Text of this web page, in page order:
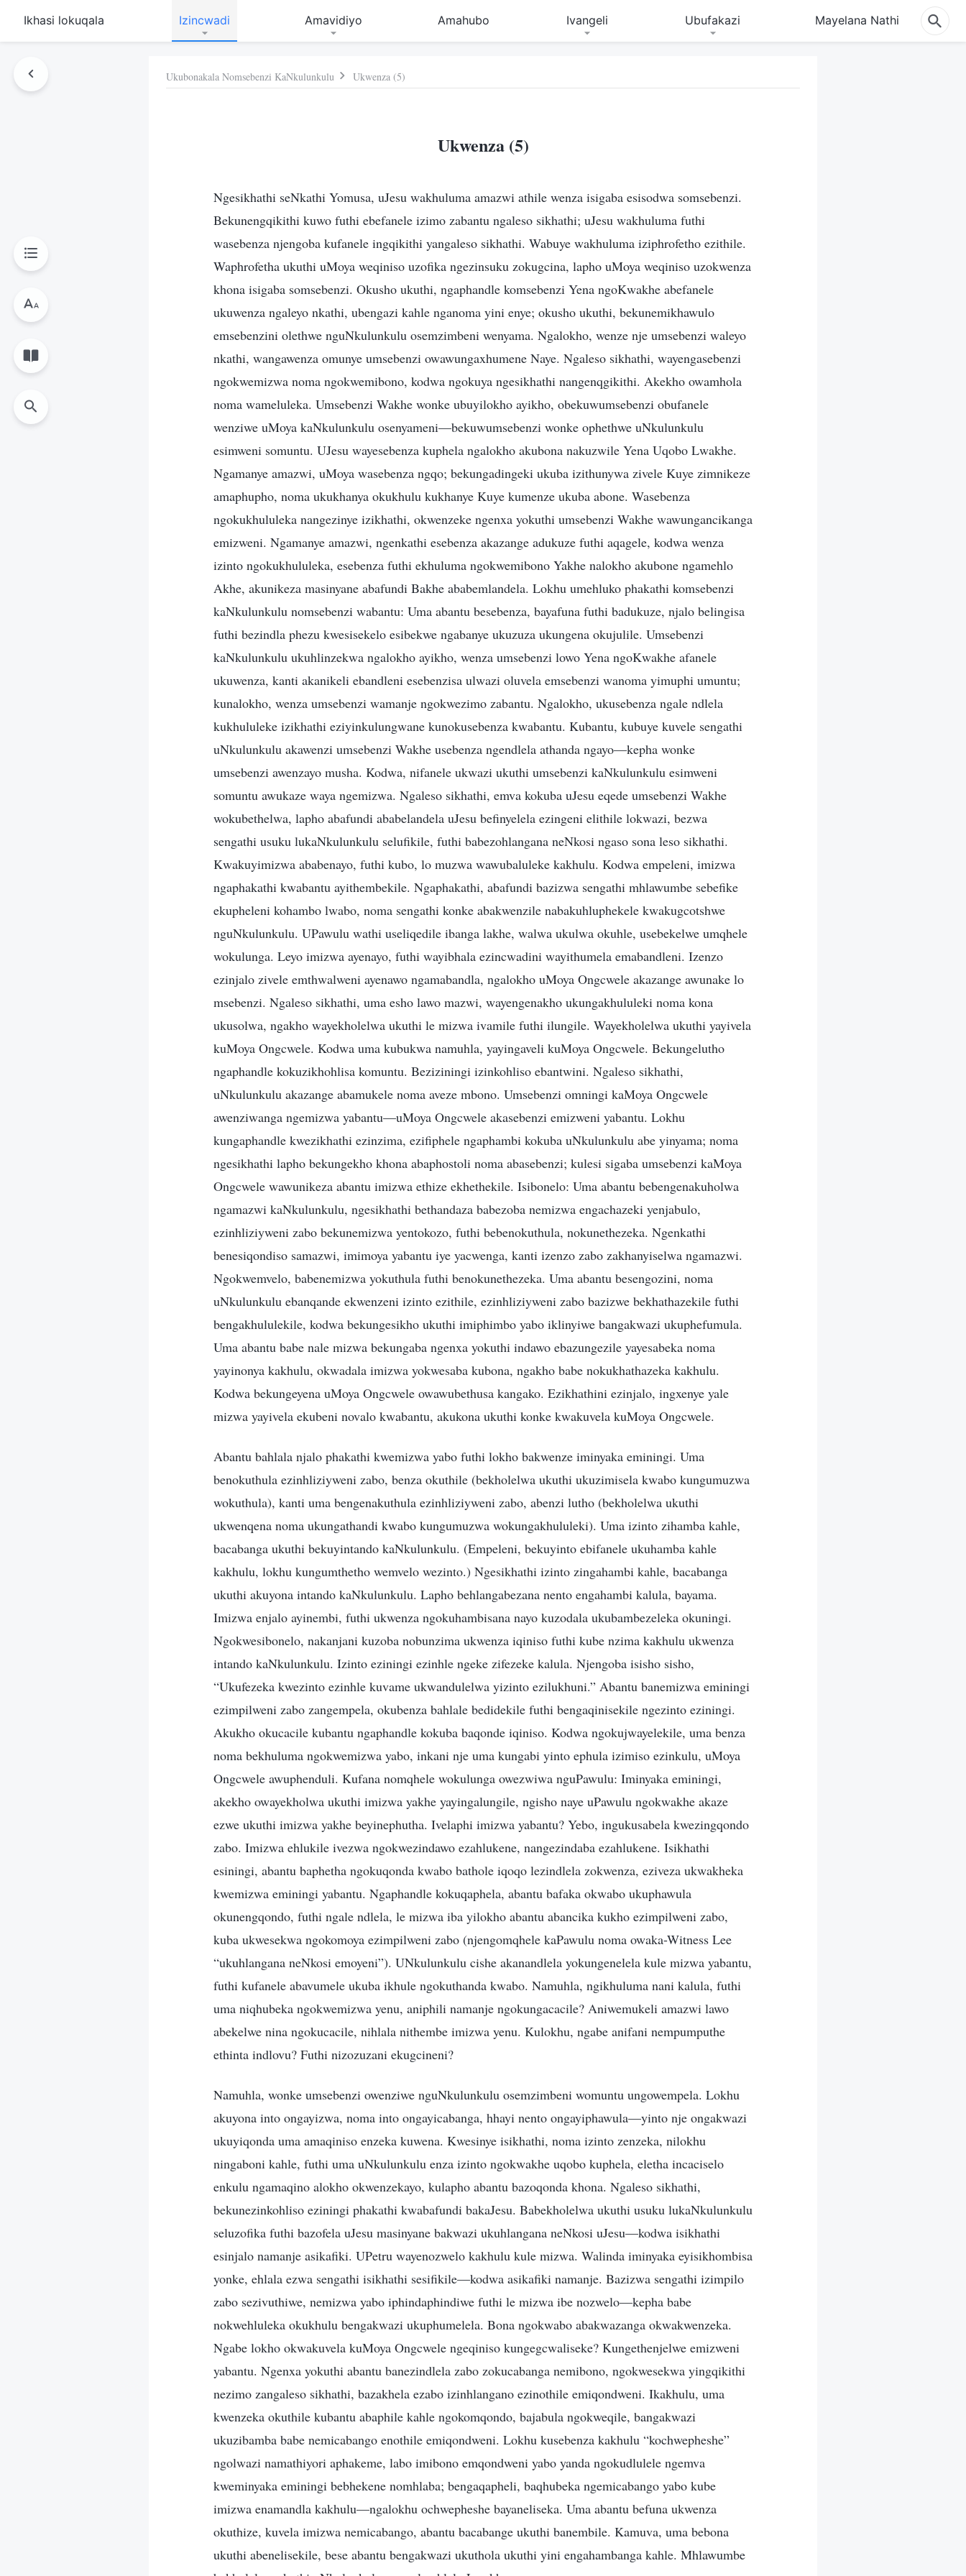
Ikhasi lokuqala Izincwadi Amavidiyo Amahubo Ivangeli Ubufakazi Mayelana Nathi
Ukubonakala Nomsebenzi KaNkulunkulu Ukwenza (5)
Ukwenza (5)
Ngesikhathi seNkathi Yomusa, uJesu wakhuluma amazwi athile wenza isigaba esisodwa somsebenzi.
Bekunengqikithi kuwo futhi ebefanele izimo zabantu ngaleso sikhathi; uJesu wakhuluma futhi
wasebenza njengoba kufanele ingqikithi yangaleso sikhathi. Wabuye wakhuluma iziphrofetho ezithile.
Waphrofetha ukuthi uMoya weqiniso uzofika ngezinsuku zokugcina, lapho uMoya weqiniso uzokwenza
khona isigaba somsebenzi. Okusho ukuthi, ngaphandle komsebenzi Yena ngoKwakhe abefanele
ukuwenza ngaleyo nkathi, ubengazi kahle nganoma yini enye; okusho ukuthi, bekunemikhawulo
emsebenzini olethwe nguNkulunkulu osemzimbeni wenyama. Ngalokho, wenze nje umsebenzi waleyo
nkathi, wangawenza omunye umsebenzi owawungaxhumene Naye. Ngaleso sikhathi, wayengasebenzi
ngokwemizwa noma ngokwemibono, kodwa ngokuya ngesikhathi nangenqgikithi. Akekho owamhola
noma wameluleka. Umsebenzi Wakhe wonke ubuyilokho ayikho, obekuwumsebenzi obufanele
wenziwe uMoya kaNkulunkulu osenyameni—bekuwumsebenzi wonke ophethwe uNkulunkulu
esimweni somuntu. UJesu wayesebenza kuphela ngalokho akubona nakuzwile Yena Uqobo Lwakhe.
Ngamanye amazwi, uMoya wasebenza ngqo; bekungadingeki ukuba izithunywa zivele Kuye zimnikeze
amaphupho, noma ukukhanya okukhulu kukhanye Kuye kumenze ukuba abone. Wasebenza
ngokukhululeka nangezinye izikhathi, okwenzeke ngenxa yokuthi umsebenzi Wakhe wawungancikanga
emizweni. Ngamanye amazwi, ngenkathi esebenza akazange adukuze futhi aqagele, kodwa wenza
izinto ngokukhululeka, esebenza futhi ekhuluma ngokwemibono Yakhe nalokho akubone ngamehlo
Akhe, akunikeza masinyane abafundi Bakhe ababemlandela. Lokhu umehluko phakathi komsebenzi
kaNkulunkulu nomsebenzi wabantu: Uma abantu besebenza, bayafuna futhi badukuze, njalo belingisa
futhi bezindla phezu kwesisekelo esibekwe ngabanye ukuzuza ukungena okujulile. Umsebenzi
kaNkulunkulu ukuhlinzekwa ngalokho ayikho, wenza umsebenzi lowo Yena ngoKwakhe afanele
ukuwenza, kanti akanikeli ebandleni esebenzisa ulwazi oluvela emsebenzi wanoma yimuphi umuntu;
kunalokho, wenza umsebenzi wamanje ngokwezimo zabantu. Ngalokho, ukusebenza ngale ndlela
kukhululeke izikhathi eziyinkulungwane kunokusebenza kwabantu. Kubantu, kubuye kuvele sengathi
uNkulunkulu akawenzi umsebenzi Wakhe usebenza ngendlela athanda ngayo—kepha wonke
umsebenzi awenzayo musha. Kodwa, nifanele ukwazi ukuthi umsebenzi kaNkulunkulu esimweni
somuntu awukaze waya ngemizwa. Ngaleso sikhathi, emva kokuba uJesu eqede umsebenzi Wakhe
wokubethelwa, lapho abafundi ababelandela uJesu befinyelela ezingeni elithile lokwazi, bezwa
sengathi usuku lukaNkulunkulu selufikile, futhi babezohlangana neNkosi ngaso sona leso sikhathi.
Kwakuyimizwa ababenayo, futhi kubo, lo muzwa wawubaluleke kakhulu. Kodwa empeleni, imizwa
ngaphakathi kwabantu ayithembekile. Ngaphakathi, abafundi bazizwa sengathi mhlawumbe sebefike
ekupheleni kohambo lwabo, noma sengathi konke abakwenzile nabakuhluphekele kwakugcotshwe
nguNkulunkulu. UPawulu wathi useliqedile ibanga lakhe, walwa ukulwa okuhle, usebekelwe umqhele
wokulunga. Leyo imizwa ayenayo, futhi wayibhala ezincwadini wayithumela emabandleni. Izenzo
ezinjalo zivele emthwalweni ayenawo ngamabandla, ngalokho uMoya Ongcwele akazange awunake lo
msebenzi. Ngaleso sikhathi, uma esho lawo mazwi, wayengenakho ukungakhululeki noma kona
ukusolwa, ngakho wayekholelwa ukuthi le mizwa ivamile futhi ilungile. Wayekholelwa ukuthi yayivela
kuMoya Ongcwele. Kodwa uma kubukwa namuhla, yayingaveli kuMoya Ongcwele. Bekungelutho
ngaphandle kokuzikhohlisa komuntu. Beziziningi izinkohliso ebantwini. Ngaleso sikhathi,
uNkulunkulu akazange abamukele noma aveze mbono. Umsebenzi omningi kaMoya Ongcwele
awenziwanga ngemizwa yabantu—uMoya Ongcwele akasebenzi emizweni yabantu. Lokhu
kungaphandle kwezikhathi ezinzima, ezifiphele ngaphambi kokuba uNkulunkulu abe yinyama; noma
ngesikhathi lapho bekungekho khona abaphostoli noma abasebenzi; kulesi sigaba umsebenzi kaMoya
Ongcwele wawunikeza abantu imizwa ethize ekhethekile. Isibonelo: Uma abantu bebengenakuholwa
ngamazwi kaNkulunkulu, ngesikhathi bethandaza babezoba nemizwa engachazeki yenjabulo,
ezinhliziyweni zabo bekunemizwa yentokozo, futhi bebenokuthula, nokunethezeka. Ngenkathi
benesiqondiso samazwi, imimoya yabantu iye yacwenga, kanti izenzo zabo zakhanyiselwa ngamazwi.
Ngokwemvelo, babenemizwa yokuthula futhi benokunethezeka. Uma abantu besengozini, noma
uNkulunkulu ebanqande ekwenzeni izinto ezithile, ezinhliziyweni zabo bazizwe bekhathazekile futhi
bengakhululekile, kodwa bekungesikho ukuthi imiphimbo yabo iklinyiwe bangakwazi ukuphefumula.
Uma abantu babe nale mizwa bekungaba ngenxa yokuthi indawo ebazungezile yayesabeka noma
yayinonya kakhulu, okwadala imizwa yokwesaba kubona, ngakho babe nokukhathazeka kakhulu.
Kodwa bekungeyena uMoya Ongcwele owawubethusa kangako. Ezikhathini ezinjalo, ingxenye yale
mizwa yayivela ekubeni novalo kwabantu, akukona ukuthi konke kwakuvela kuMoya Ongcwele.
Abantu bahlala njalo phakathi kwemizwa yabo futhi lokho bakwenze iminyaka eminingi. Uma
benokuthula ezinhliziyweni zabo, benza okuthile (bekholelwa ukuthi ukuzimisela kwabo kungumuzwa
wokuthula), kanti uma bengenakuthula ezinhliziyweni zabo, abenzi lutho (bekholelwa ukuthi
ukwenqena noma ukungathandi kwabo kungumuzwa wokungakhululeki). Uma izinto zihamba kahle,
bacabanga ukuthi bekuyintando kaNkulunkulu. (Empeleni, bekuyinto ebifanele ukuhamba kahle
kakhulu, lokhu kungumthetho wemvelo wezinto.) Ngesikhathi izinto zingahambi kahle, bacabanga
ukuthi akuyona intando kaNkulunkulu. Lapho behlangabezana nento engahambi kalula, bayama.
Imizwa enjalo ayinembi, futhi ukwenza ngokuhambisana nayo kuzodala ukubambezeleka okuningi.
Ngokwesibonelo, nakanjani kuzoba nobunzima ukwenza iqiniso futhi kube nzima kakhulu ukwenza
intando kaNkulunkulu. Izinto eziningi ezinhle ngeke zifezeke kalula. Njengoba isisho sisho,
“Ukufezeka kwezinto ezinhle kuvame ukwandulelwa yizinto ezilukhuni.” Abantu banemizwa eminingi
ezimpilweni zabo zangempela, okubenza bahlale bedidekile futhi bengaqinisekile ngezinto eziningi.
Akukho okucacile kubantu ngaphandle kokuba baqonde iqiniso. Kodwa ngokujwayelekile, uma benza
noma bekhuluma ngokwemizwa yabo, inkani nje uma kungabi yinto ephula izimiso ezinkulu, uMoya
Ongcwele awuphenduli. Kufana nomqhele wokulunga owezwiwa nguPawulu: Iminyaka eminingi,
akekho owayekholwa ukuthi imizwa yakhe yayingalungile, ngisho naye uPawulu ngokwakhe akaze
ezwe ukuthi imizwa yakhe beyinephutha. Ivelaphi imizwa yabantu? Yebo, ingukusabela kwezingqondo
zabo. Imizwa ehlukile ivezwa ngokwezindawo ezahlukene, nangezindaba ezahlukene. Isikhathi
esiningi, abantu baphetha ngokuqonda kwabo bathole iqoqo lezindlela zokwenza, eziveza ukwakheka
kwemizwa eminingi yabantu. Ngaphandle kokuqaphela, abantu bafaka okwabo ukuphawula
okunengqondo, futhi ngale ndlela, le mizwa iba yilokho abantu abancika kukho ezimpilweni zabo,
kuba ukwesekwa ngokomoya ezimpilweni zabo (njengomqhele kaPawulu noma owaka-Witness Lee
“ukuhlangana neNkosi emoyeni”). UNkulunkulu cishe akanandlela yokungenelela kule mizwa yabantu,
futhi kufanele abavumele ukuba ikhule ngokuthanda kwabo. Namuhla, ngikhuluma nani kalula, futhi
uma niqhubeka ngokwemizwa yenu, aniphili namanje ngokungacacile? Aniwemukeli amazwi lawo
abekelwe nina ngokucacile, nihlala nithembe imizwa yenu. Kulokhu, ngabe anifani nempumputhe
ethinta indlovu? Futhi nizozuzani ekugcineni?
Namuhla, wonke umsebenzi owenziwe nguNkulunkulu osemzimbeni womuntu ungowempela. Lokhu
akuyona into ongayizwa, noma into ongayicabanga, hhayi nento ongayiphawula—yinto nje ongakwazi
ukuyiqonda uma amaqiniso enzeka kuwena. Kwesinye isikhathi, noma izinto zenzeka, nilokhu
ningaboni kahle, futhi uma uNkulunkulu enza izinto ngokwakhe uqobo kuphela, eletha incaciselo
enkulu ngamaqino alokho okwenzekayo, kulapho abantu bazoqonda khona. Ngaleso sikhathi,
bekunezinkohliso eziningi phakathi kwabafundi bakaJesu. Babekholelwa ukuthi usuku lukaNkulunkulu
seluzofika futhi bazofela uJesu masinyane bakwazi ukuhlangana neNkosi uJesu—kodwa isikhathi
esinjalo namanje asikafiki. UPetru wayenozwelo kakhulu kule mizwa. Walinda iminyaka eyisikhombisa
yonke, ehlala ezwa sengathi isikhathi sesifikile—kodwa asikafiki namanje. Bazizwa sengathi izimpilo
zabo sezivuthiwe, nemizwa yabo iphindaphindiwe futhi le mizwa ibe nozwelo—kepha babe
nokwehluleka okukhulu bengakwazi ukuphumelela. Bona ngokwabo abakwazanga okwakwenzeka.
Ngabe lokho okwakuvela kuMoya Ongcwele ngeqiniso kungegcwaliseke? Kungethenjelwe emizweni
yabantu. Ngenxa yokuthi abantu banezindlela zabo zokucabanga nemibono, ngokwesekwa yingqikithi
nezimo zangaleso sikhathi, bazakhela ezabo izinhlangano ezinothile emiqondweni. Ikakhulu, uma
kwenzeka okuthile kubantu abaphile kahle ngokomqondo, bajabula ngokweqile, bangakwazi
ukuzibamba babe nemicabango enothile emiqondweni. Lokhu kusebenza kakhulu “kochwepheshe”
ngolwazi namathiyori aphakeme, labo imibono emqondweni yabo yanda ngokudlulele ngemva
kweminyaka eminingi bebhekene nomhlaba; bengaqapheli, baqhubeka ngemicabango yabo kube
imizwa enamandla kakhulu—ngalokhu ochwepheshe bayaneliseka. Uma abantu befuna ukwenza
okuthize, kuvela imizwa nemicabango, abantu bacabange ukuthi banembile. Kamuva, uma bebona
ukuthi abenelisekile, bese abantu bengakwazi ukuthola ukuthi yini engahambanga kahle. Mhlawumbe